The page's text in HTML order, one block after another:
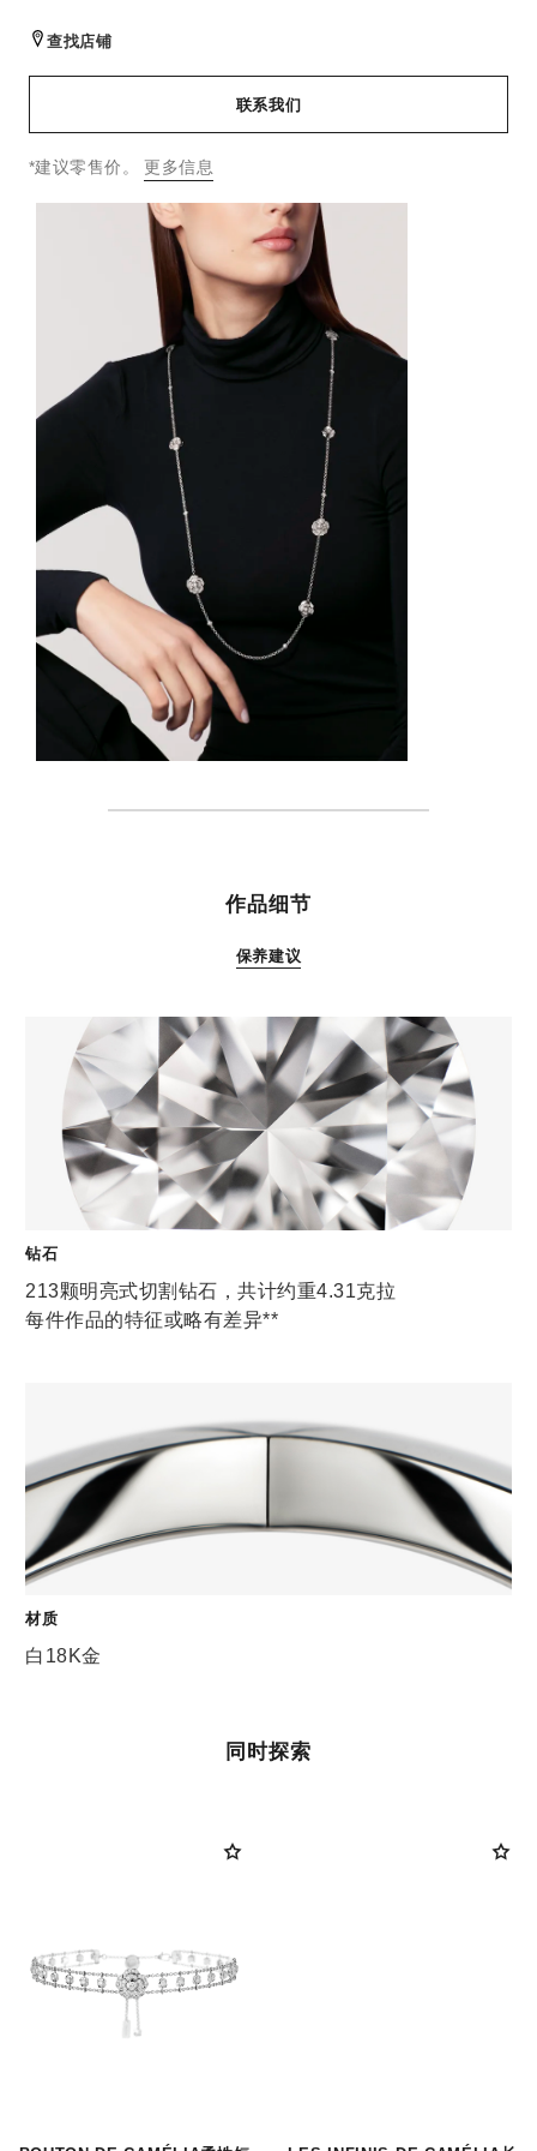
查找店铺
联系我们
↩
*建议零售价。 更多信息
作品细节
保养建议
钻石
213颗明亮式切割钻石，共计约重4.31克拉
每件作品的特征或略有差异**
材质
白18K金
同时探索